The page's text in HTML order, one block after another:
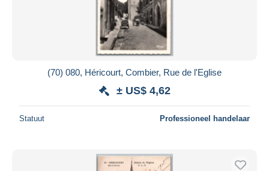
(70) 080, Héricourt, Combier, Rue de l'Eglise
± US$ 4,62
Statuut Professioneel handelaar